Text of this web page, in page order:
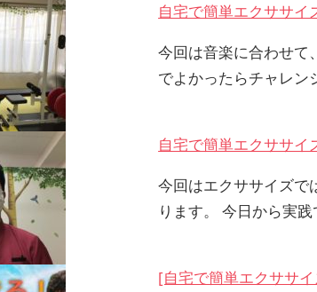
自宅で簡単エクササイ
今回は音楽に合わせて
でよかったらチャレン
自宅で簡単エクササイ
今回はエクササイズで
ります。 今日から実
[自宅で簡単エクササ